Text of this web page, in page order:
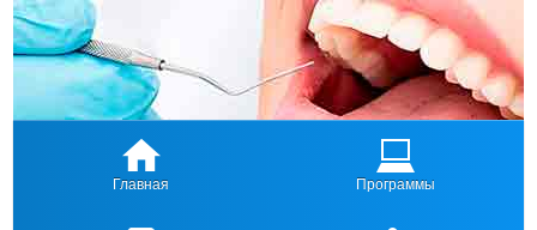
Главная Программы